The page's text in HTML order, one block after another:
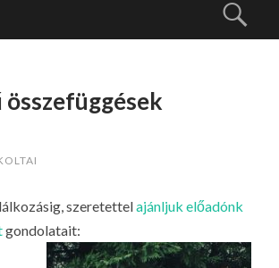
KT
CS
LA
Előadássorozat
Természettudományi
összefüggések
szeretettelajánljuk előadónk
gondolatait: